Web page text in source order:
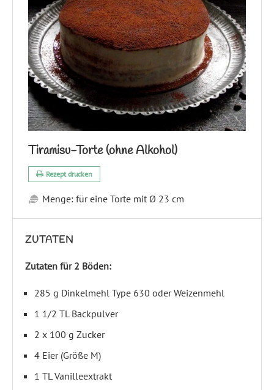
Tiramisu-Torte (ohne Alkohol)
Rezept drucken
Menge: für eine Torte mit Ø 23 cm
ZUTATEN
Zutaten für 2 Böden:
285 g Dinkelmehl Type 630 oder Weizenmehl
1 1/2 TL Backpulver
2 x 100 g Zucker
4 Eier (Größe M)
1 TL Vanilleextrakt